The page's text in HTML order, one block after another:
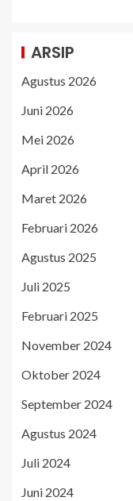
ARSIP
Agustus 2026
Juni 2026
Mei 2026
April 2026
Maret 2026
Februari 2026
Agustus 2025
Juli 2025
Februari 2025
November 2024
Oktober 2024
September 2024
Agustus 2024
Juli 2024
Juni 2024